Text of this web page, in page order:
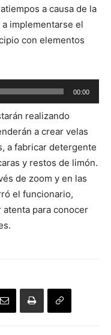
a causa de la
implementarse el
con elementos
00:00
realizando
a crear velas
a fabricar detergente
y restos de limón.
de zoom y en las
el funcionario,
para conocer